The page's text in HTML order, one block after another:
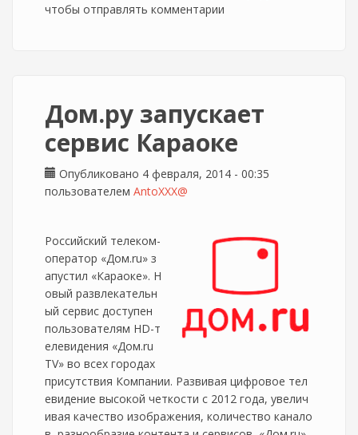
через сбербанк
чтобы отправлять комментарии
Дом.ру запускает
сервис Караоке
Опубликовано 4 февраля, 2014 - 00:35
пользователем AntoXXX@
Российский телеком-
оператор «Дом.ru» з
апустил «Караоке». Н
овый развлекательн
ый сервис доступен
пользователям HD-т
елевидения «Дом.ru
TV» во всех городах
присутствия Компании. Развивая цифровое тел
евидение высокой четкости с 2012 года, увелич
ивая качество изображения, количество канало